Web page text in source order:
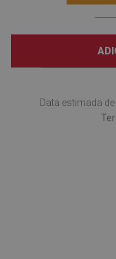
Data estimada